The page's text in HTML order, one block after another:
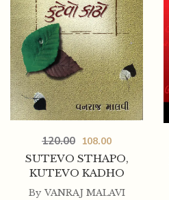
SUTEVO STHAPO,
KUTEVO KADHO
120.00 108.00
By VANRAJ MALAVI